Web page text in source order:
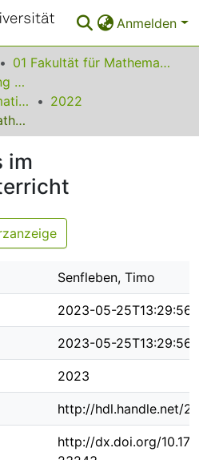
Anmelden
01 Fakultät für Mathematik
Institut für Entwicklung und Erforschung des Mathematikunterrichts
Beiträge zum Mathematikunterricht
2022
Escape–Games im Mathematikunterricht
im
Senfleben, Timo
2023-05-25T13:29:56Z
2023-05-25T13:29:56Z
2023
http://hdl.handle.net/
http://dx.doi.org/